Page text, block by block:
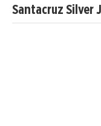
Santacruz Silver